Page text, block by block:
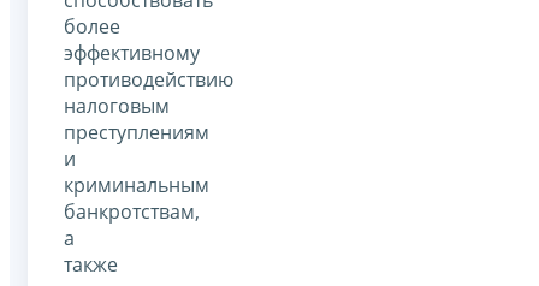
более
эффективному
противодействию
налоговым
преступлениям
и
криминальным
банкротствам,
а
также